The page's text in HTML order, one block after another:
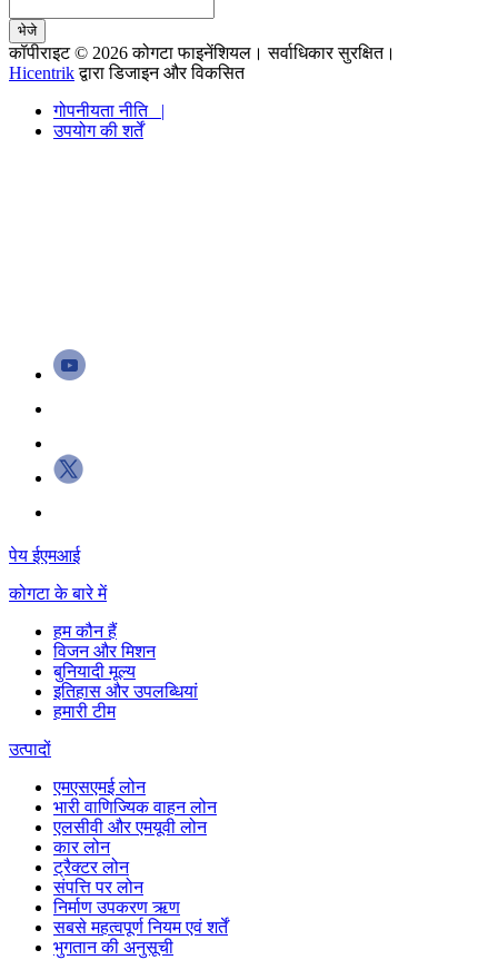
कॉपीराइट © 2026 कोगटा फाइनेंशियल। सर्वाधिकार सुरक्षित।
Hicentrikद्वारा डिजाइन और विकसित
गोपनीयता नीति |
उपयोग की शर्तें
पेय ईएमआई
कोगटाके बारे में
हम कौन हैं
विजन और मिशन
बुनियादी मूल्य
इतिहास और उपलब्धियां
हमारी टीम
उत्पादों
एमएसएमई लोन
भारी वाणिज्यिक वाहन लोन
एलसीवी और एमयूवी लोन
कार लोन
ट्रैक्टर लोन
संपत्ति पर लोन
निर्माण उपकरण ऋण
सबसे महत्वपूर्ण नियम एवं शर्तें
भुगतान की अनुसूची